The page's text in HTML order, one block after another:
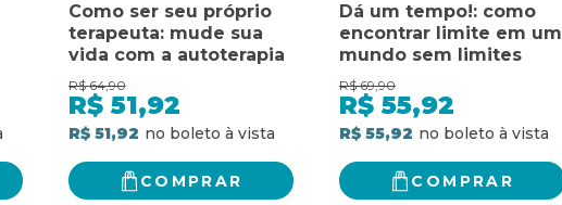
Como ser seu próprio
terapeuta: mude sua
vida com a autoterapia
R$ 64,90
R$ 51,92
R$ 51,92
COMPRAR
Dá um tempo!: como
encontrar limite em um
mundo sem limites
R$ 69,90
R$ 55,92
R$ 55,92
COMPRAR